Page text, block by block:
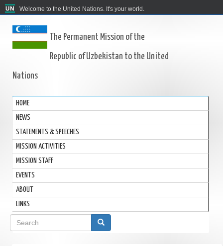
Welcome to the United Nations. It's your world.
The Permanent Mission of the
Republic of Uzbekistan to the United
Nations
HOME
NEWS
STATEMENTS & SPEECHES
MISSION ACTIVITIES
MISSION STAFF
EVENTS
ABOUT
LINKS
Search
form